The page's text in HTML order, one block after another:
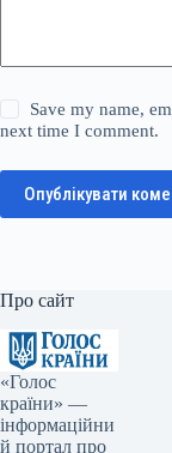
Save my name,
next time I comment.
Опублікувати
Про сайт
«Голос
країни» —
інформаційни
й портал про